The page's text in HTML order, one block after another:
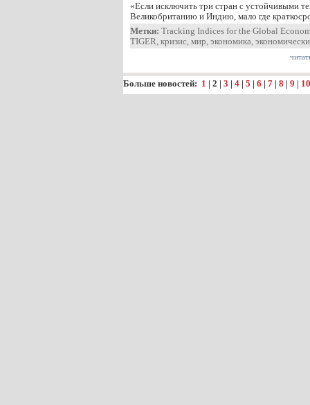
«Если исключить три стран с устойчивыми
Великобританию и Индию, мало где
Метки: Tracking Indices for the Global
TIGER, кризис, мир, экономика,
Больше новостей: 1 | 2 | 3 | 4 | 5 | 6 | 7 | 8 | 9 | 10